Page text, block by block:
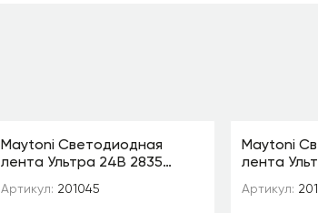
Maytoni Светодиодная
лента Ультра 24В 2835
201045
Артикул: 201045
Maytoni
лента
201216
Артикул: